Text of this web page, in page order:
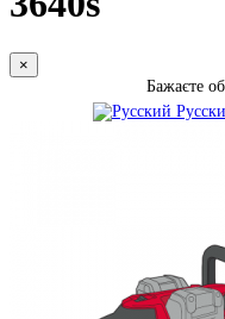
×
Бажаєте